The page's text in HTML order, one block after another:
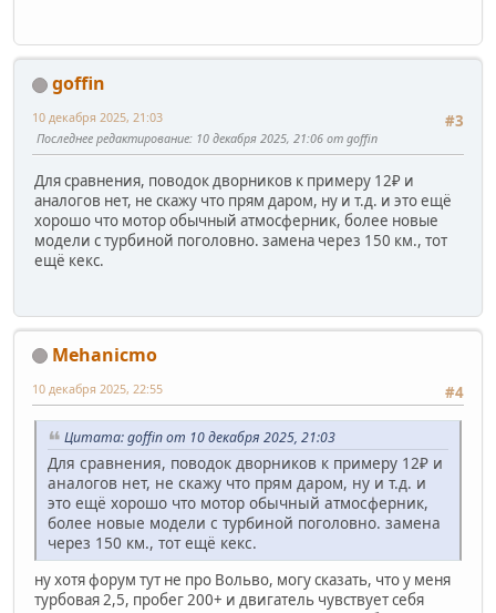
goffin
#3
10 декабря 2025, 21:03
Последнее редактирование: 10 декабря 2025, 21:06 от goffin
Для сравнения, поводок дворников к примеру 12₽ и
аналогов нет, не скажу что прям даром, ну и т.д. и это ещё
хорошо что мотор обычный атмосферник, более новые
модели с турбиной поголовно. замена через 150 км., тот
ещё кекс.
Mehanicmo
#4
10 декабря 2025, 22:55
Цитата: goffin от 10 декабря 2025, 21:03
Для сравнения, поводок дворников к примеру 12₽ и
аналогов нет, не скажу что прям даром, ну и т.д. и
это ещё хорошо что мотор обычный атмосферник,
более новые модели с турбиной поголовно. замена
через 150 км., тот ещё кекс.
ну хотя форум тут не про Вольво, могу сказать, что у меня
турбовая 2,5, пробег 200+ и двигатель чувствует себя